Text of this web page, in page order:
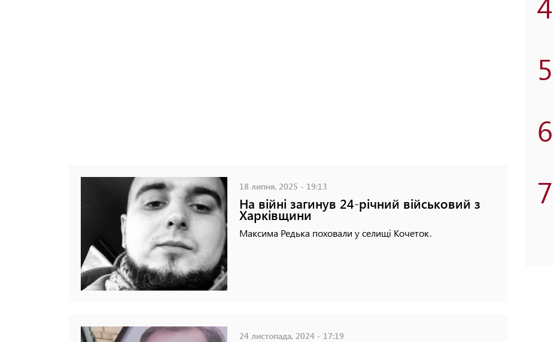
18 липня, 2025 - 19:13
На війні загинув 24-річний військовий з
Харківщини
Максима Редька поховали у селищі Кочеток.
24 листопада, 2024 - 17:19
5
6
7